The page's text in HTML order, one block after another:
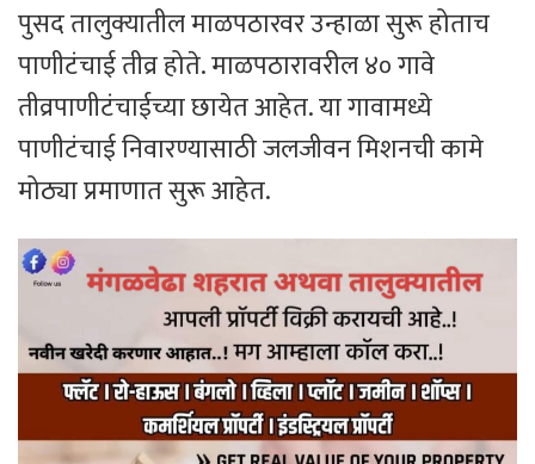
पुसद तालुक्यातील माळपठारवर उन्हाळा सुरू होताच
पाणीटंचाई तीव्र होते. माळपठारावरील ४० गावे
तीव्रपाणीटंचाईच्या छायेत आहेत. या गावामध्ये
पाणीटंचाई निवारण्यासाठी जलजीवन मिशनची कामे
मोठ्या प्रमाणात सुरू आहेत.